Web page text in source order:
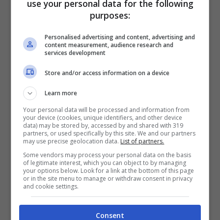
standees because Hidetaka
Miyazaki’s name was incorrectly
spelled “Miyazaka” at the top.
pic.twitter.com/r0mmjRVPCu
— Lance McDonald
(@manfightdragon)January 17,
2022
Il noto Hidetaka Miyazaki è la mente dietro
tutti i videogiochi Souls, divenendo un
use your personal data for the following
purposes:
Personalised advertising and content, advertising and
content measurement, audience research and
services development
Store and/or access information on a device
Learn more
Your personal data will be processed and information from
your device (cookies, unique identifiers, and other device
data) may be stored by, accessed by and shared with 319
partners, or used specifically by this site. We and our partners
may use precise geolocation data. List of partners.
Some vendors may process your personal data on the basis
of legitimate interest, which you can object to by managing
your options below. Look for a link at the bottom of this page
or in the site menu to manage or withdraw consent in privacy
and cookie settings.
Consent